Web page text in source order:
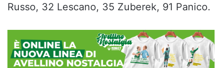
Russo, 32 Lescano, 35 Zuberek, 91 Panico.